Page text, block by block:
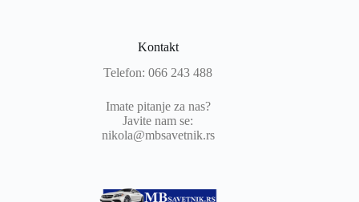
Kontakt
Telefon: 066 243 488
Imate pitanje za nas?
Javite nam se:
nikola@mbsavetnik.rs